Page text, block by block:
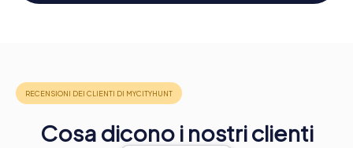
Cosa dicono i nostri clienti